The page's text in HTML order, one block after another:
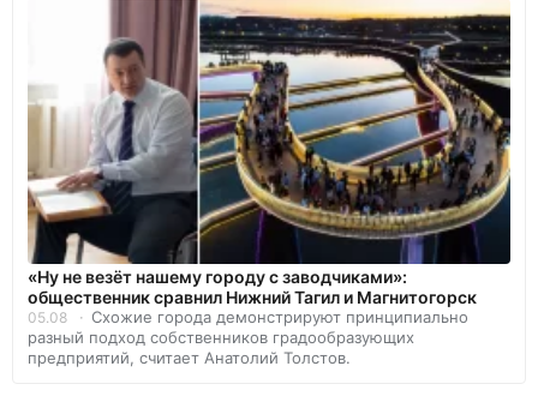
«Ну не везёт нашему городу с заводчиками»:
общественник сравнил Нижний Тагил и Магнитогорск
05.08
Схожие города демонстрируют принципиально
разный подход собственников градообразующих
предприятий, считает Анатолий Толстов.